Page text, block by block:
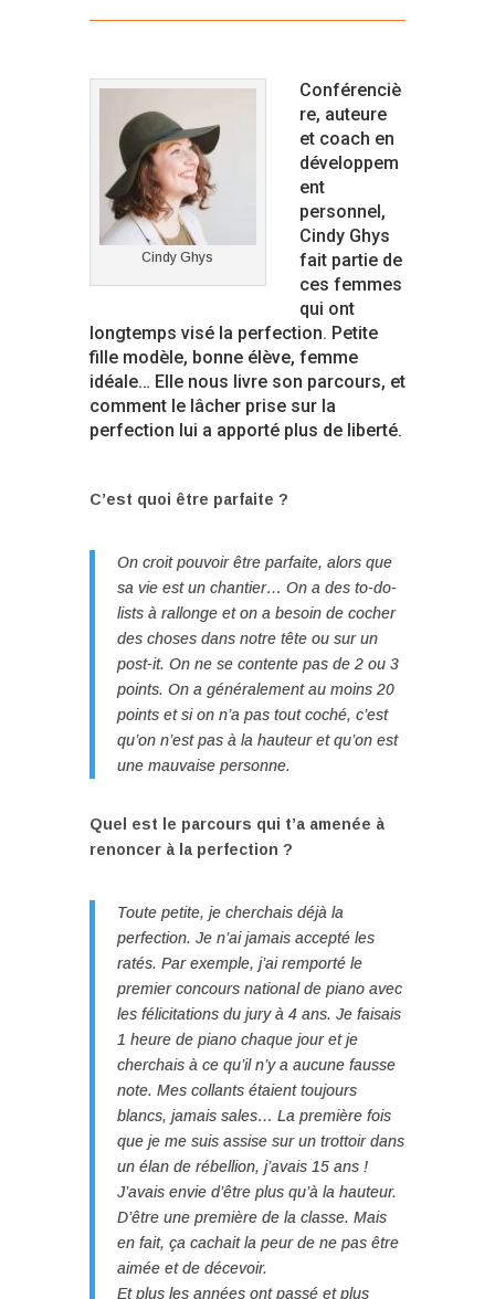
Cindy Ghys
Conférenciè
re, auteure
et coach en
développem
ent
personnel,
Cindy Ghys
fait partie de
ces femmes
qui ont
longtemps visé la perfection. Petite
fille modèle, bonne élève, femme
idéale… Elle nous livre son parcours, et
comment le lâcher prise sur la
perfection lui a apporté plus de liberté.
C’est quoi être parfaite ?
On croit pouvoir être parfaite, alors que
sa vie est un chantier… On a des to-do-
lists à rallonge et on a besoin de cocher
des choses dans notre tête ou sur un
post-it. On ne se contente pas de 2 ou 3
points. On a généralement au moins 20
points et si on n’a pas tout coché, c’est
qu’on n’est pas à la hauteur et qu’on est
une mauvaise personne.
Quel est le parcours qui t’a amenée à
renoncer à la perfection ?
Toute petite, je cherchais déjà la
perfection. Je n’ai jamais accepté les
ratés. Par exemple, j’ai remporté le
premier concours national de piano avec
les félicitations du jury à 4 ans. Je faisais
1 heure de piano chaque jour et je
cherchais à ce qu’il n’y a aucune fausse
note. Mes collants étaient toujours
blancs, jamais sales… La première fois
que je me suis assise sur un trottoir dans
un élan de rébellion, j’avais 15 ans !
J’avais envie d’être plus qu’à la hauteur.
D’être une première de la classe. Mais
en fait, ça cachait la peur de ne pas être
aimée et de décevoir.
Et plus les années ont passé et plus